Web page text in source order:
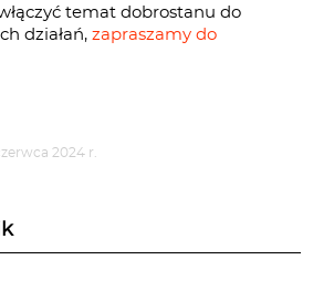
temat dobrostanu do
działań, zapraszamy do
2024 r.